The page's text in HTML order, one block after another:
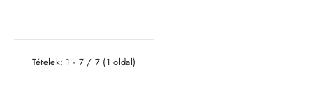
Tételek: 1 - 7 / 7 (1 oldal)